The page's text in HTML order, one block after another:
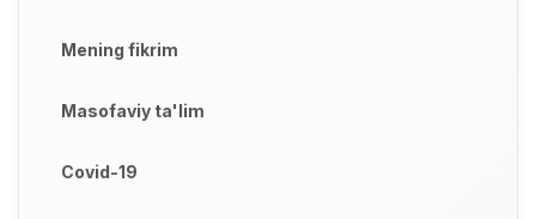
Mening fikrim
Masofaviy ta'lim
Covid-19